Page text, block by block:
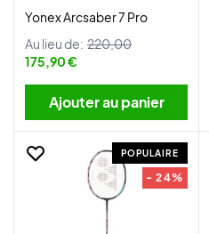
Yonex Arcsaber 7 Pro
Au lieu de: 220,00
175,90 €
Ajouter au panier
POPULAIRE
- 24%